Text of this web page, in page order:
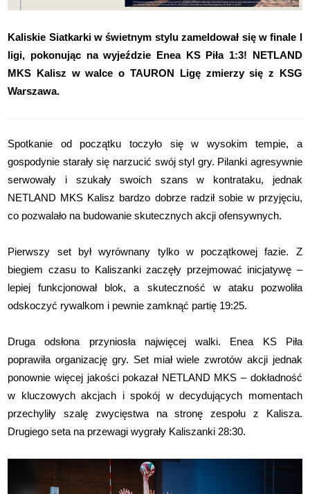
Kaliskie Siatkarki w świetnym stylu zameldował się w finale I
ligi, pokonując na wyjeździe Enea KS Piła 1:3! NETLAND
MKS Kalisz w walce o TAURON Ligę zmierzy się z KSG
Warszawa.
Spotkanie od początku toczyło się w wysokim tempie, a
gospodynie starały się narzucić swój styl gry. Pilanki agresywnie
serwowały i szukały swoich szans w kontrataku, jednak
NETLAND MKS Kalisz bardzo dobrze radził sobie w przyjęciu,
co pozwalało na budowanie skutecznych akcji ofensywnych.
Pierwszy set był wyrównany tylko w początkowej fazie. Z
biegiem czasu to Kaliszanki zaczęły przejmować inicjatywę –
lepiej funkcjonował blok, a skuteczność w ataku pozwoliła
odskoczyć rywalkom i pewnie zamknąć partię 19:25.
Druga odsłona przyniosła najwięcej walki. Enea KS Piła
poprawiła organizację gry. Set miał wiele zwrotów akcji jednak
ponownie więcej jakości pokazał NETLAND MKS – dokładność
w kluczowych akcjach i spokój w decydujących momentach
przechyliły szalę zwycięstwa na stronę zespołu z Kalisza.
Drugiego seta na przewagi wygrały Kaliszanki 28:30.